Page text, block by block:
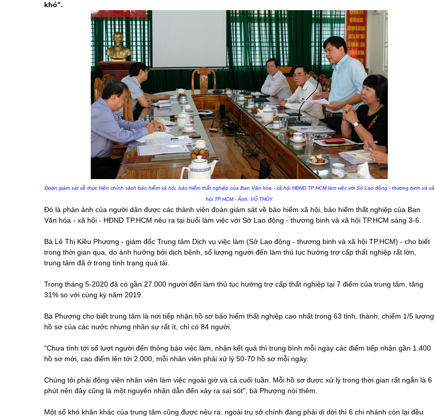
khó".
Đoàn giám sát về thực hiện chính sách bảo hiểm xã hội, bảo hiểm thất nghiệp của Ban Văn hóa - xã hội HĐND TP.HCM làm việc với Sở Lao động - thương binh và xã
hội TP.HCM - Ảnh: VŨ THỦY
Đó là phản ảnh của người dân được các thành viên đoàn giám sát về bảo hiểm xã hội, bảo hiểm thất nghiệp của Ban
Văn hóa - xã hội - HĐND TP.HCM nêu ra tại buổi làm việc với Sở Lao động - thương binh và xã hội TP.HCM sáng 3-6.
Bà Lê Thị Kiều Phượng - giám đốc Trung tâm Dịch vụ việc làm (Sở Lao động - thương binh và xã hội TP.HCM) - cho biết
trong thời gian qua, do ảnh hưởng bởi dịch bệnh, số lượng người đến làm thủ tục hưởng trợ cấp thất nghiệp rất lớn,
trung tâm đã ở trong tình trạng quá tải.
Trong tháng 5-2020 đã có gần 27.000 người đến làm thủ tục hưởng trợ cấp thất nghiệp tại 7 điểm của trung tâm, tăng
31% so với cùng kỳ năm 2019.
Bà Phượng cho biết trung tâm là nơi tiếp nhận hồ sơ bảo hiểm thất nghiệp cao nhất trong 63 tỉnh, thành, chiếm 1/5 lượng
hồ sơ của các nước nhưng nhân sự rất ít, chỉ có 84 người.
"Chưa tính tới số lượt người đến thông báo việc làm, nhận kết quả thì trung bình mỗi ngày các điểm tiếp nhận gần 1.400
hồ sơ mới, cao điểm lên tới 2.000, mỗi nhân viên phải xử lý 50-70 hồ sơ mỗi ngày.
Chúng tôi phải động viên nhân viên làm việc ngoài giờ và cả cuối tuần. Mỗi hồ sơ được xử lý trong thời gian rất ngắn là 6
phút nên đây cũng là một nguyên nhân dẫn đến xảy ra sai sót", bà Phượng nói thêm.
Một số khó khăn khác của trung tâm cũng được nêu ra: ngoài trụ sở chính đang phải di dời thì 6 chi nhánh còn lại đều